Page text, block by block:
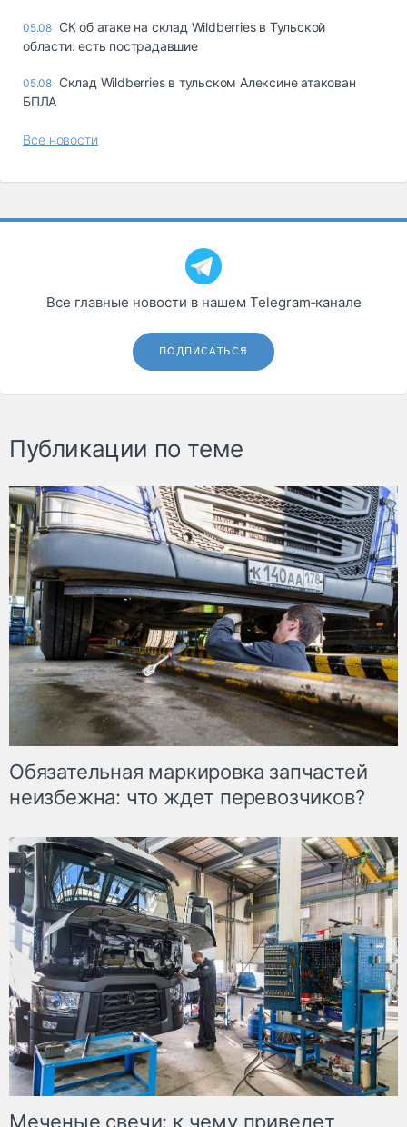
05.08 СК об атаке на склад Wildberries в Тульской
области: есть пострадавшие
05.08 Склад Wildberries в тульском Алексине атакован
БПЛА
Все новости
Все главные новости в нашем Telegram‑канале
ПОДПИСАТЬСЯ
Публикации по теме
Обязательная маркировка запчастей
неизбежна: что ждет перевозчиков?
Меченые свечи: к чему приведет